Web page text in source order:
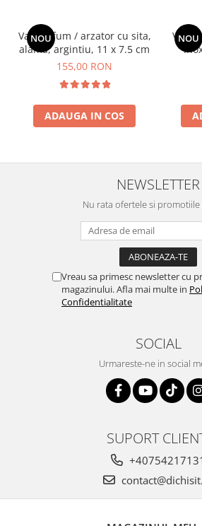
NOU
Vas de fum / arzator cu sita,
alama, argintiu, 11 x 7.5 cm
155,00 RON
ADAUGA IN COS
NOU
Vas
NEWSLETTER
Nu rata ofertele si
Vreau sa primesc newsletter cu
magazinului. Afla mai multe in
Confidentialitate
SOCIAL
Urmareste-ne in social
SUPORT